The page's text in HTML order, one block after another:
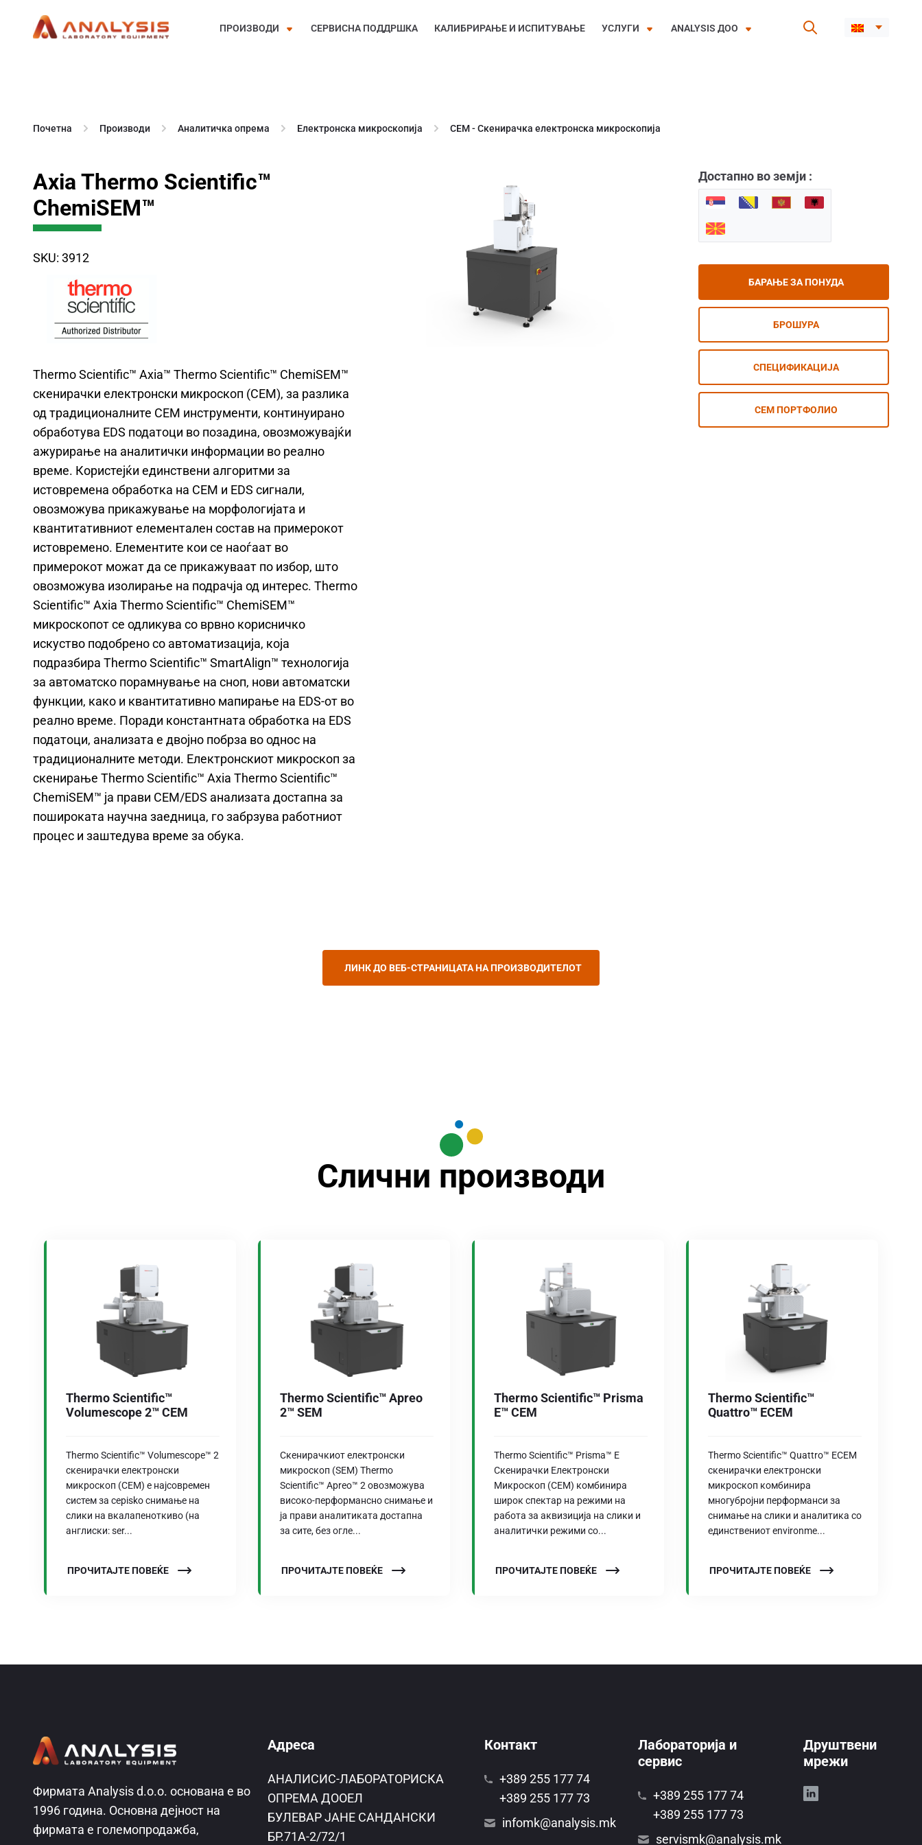
ПРОИЗВОДИ СЕРВИСНА ПОДДРШКА КАЛИБРИРАЊЕ И ИСПИТУВАЊЕ УСЛУГИ ANALYSIS ДОО
Почетна Производи Аналитичка опрема Електронска микроскопија СЕМ - Скенирачка електронска микроскопија
Axia Thermo Scientific™
ChemiSEM™
SKU: 3912
Thermo Scientific™ Axia™ Thermo Scientific™ ChemiSEM™
скенирачки електронски микроскоп (СЕМ), за разлика
од традиционалните СЕМ инструменти, континуирано
обработува EDS податоци во позадина, овозможувајќи
ажурирање на аналитички информации во реално
време. Користејќи единствени алгоритми за
истовремена обработка на СЕМ и EDS сигнали,
овозможува прикажување на морфологијата и
квантитативниот елементален состав на примерокот
истовремено. Елементите кои се наоѓаат во
примерокот можат да се прикажуваат по избор, што
овозможува изолирање на подрачја од интерес. Thermo
Scientific™ Axia Thermo Scientific™ ChemiSEM™
микроскопот се одликува со врвно корисничко
искуство подобрено со автоматизација, која
подразбира Thermo Scientific™ SmartAlign™ технологија
за автоматско порамнување на сноп, нови автоматски
функции, како и квантитативно мапирање на EDS-от во
реално време. Поради константната обработка на EDS
податоци, анализата е двојно побрза во однос на
традиционалните методи. Електронскиот микроскоп за
скенирање Thermo Scientific™ Axia Thermo Scientific™
ChemiSEM™ ја прави СЕМ/EDS анализата достапна за
пошироката научна заедница, го забрзува работниот
процес и заштедува време за обука.
Достапно во земји :
БАРАЊЕ ЗА ПОНУДА
БРОШУРА
СПЕЦИФИКАЦИЈА
СЕМ ПОРТФОЛИО
ЛИНК ДО ВЕБ-СТРАНИЦАТА НА ПРОИЗВОДИТЕЛОТ
Слични производи
Thermo Scientific™
Volumescope 2™ СЕМ
Thermo Scientific™ Volumescope™ 2
скенирачки електронски
микроскоп (СЕМ) е најсовремен
систем за серisko снимање на
слики на вкалапеноткиво (на
англиски: ser...
ПРОЧИТАЈТЕ ПОВЕЌЕ
Thermo Scientific™ Apreo
2™ SEM
Скенирачкиот електронски
микроскоп (SEM) Thermo
Scientific™ Apreo™ 2 овозможува
високо-перформансно снимање и
ја прави аналитиката достапна
за сите, без огле...
ПРОЧИТАЈТЕ ПОВЕЌЕ
Thermo Scientific™ Prisma
E™ СЕМ
Thermo Scientific™ Prisma™ E
Скенирачки Електронски
Микроскоп (СЕМ) комбинира
широк спектар на режими на
работа за аквизиција на слики и
аналитички режими со...
ПРОЧИТАЈТЕ ПОВЕЌЕ
Thermo Scientific™
Quattro™ ЕСЕМ
Thermo Scientific™ Quattro™ ЕСЕМ
скенирачки електронски
микроскоп комбинира
многубројни перформанси за
снимање на слики и аналитика со
единствениот environme...
ПРОЧИТАЈТЕ ПОВЕЌЕ
Фирмата Analysis d.o.o. основана е во
1996 година. Основна дејност на
фирмата е големопродажба,
Адреса
AНАЛИСИС-ЛАБОРАТОРИСКА
ОПРЕМА ДООЕЛ
БУЛЕВАР ЈАНЕ САНДАНСКИ
БР.71А-2/72/1
Контакт
+389 255 177 74
+389 255 177 73
infomk@analysis.mk
Лабораторија и
сервис
+389 255 177 74
+389 255 177 73
servismk@analysis.mk
Друштвени
мрежи